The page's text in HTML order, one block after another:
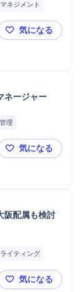
マネジメント
報告書作成🔶【東京】
気になる
ネージャー
理
床開発計画立案【東京】グ
気になる
阪配属も検討
ライティング
【未経験】
気になる